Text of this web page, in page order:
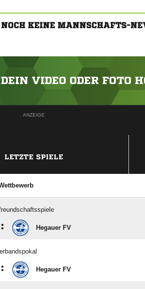
KEINE MANNSCHAFTS-
VIDEO ODER FOTO
ANZEIGE
LETZTE SPIELE
: Hegauer FV
: Hegauer FV